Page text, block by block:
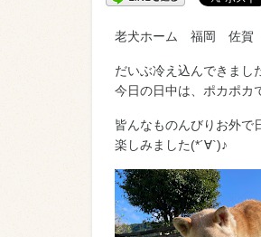
老犬ホーム 福岡 佐賀
だいぶ冷え込んできまし
今日の日中は、ポカポカ
皆んなものんびりお外で
楽しみました(*´∀`)♪